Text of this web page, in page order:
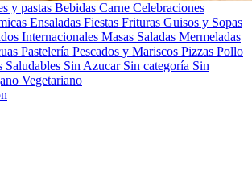
y pastas Bebidas Carne Celebraciones
Ensaladas Fiestas Frituras Guisos y Sopas
Internacionales Masas Saladas Mermeladas
Pastelería Pescados y Mariscos Pizzas Pollo
Saludables Sin Azucar Sin categoría Sin
Vegetariano